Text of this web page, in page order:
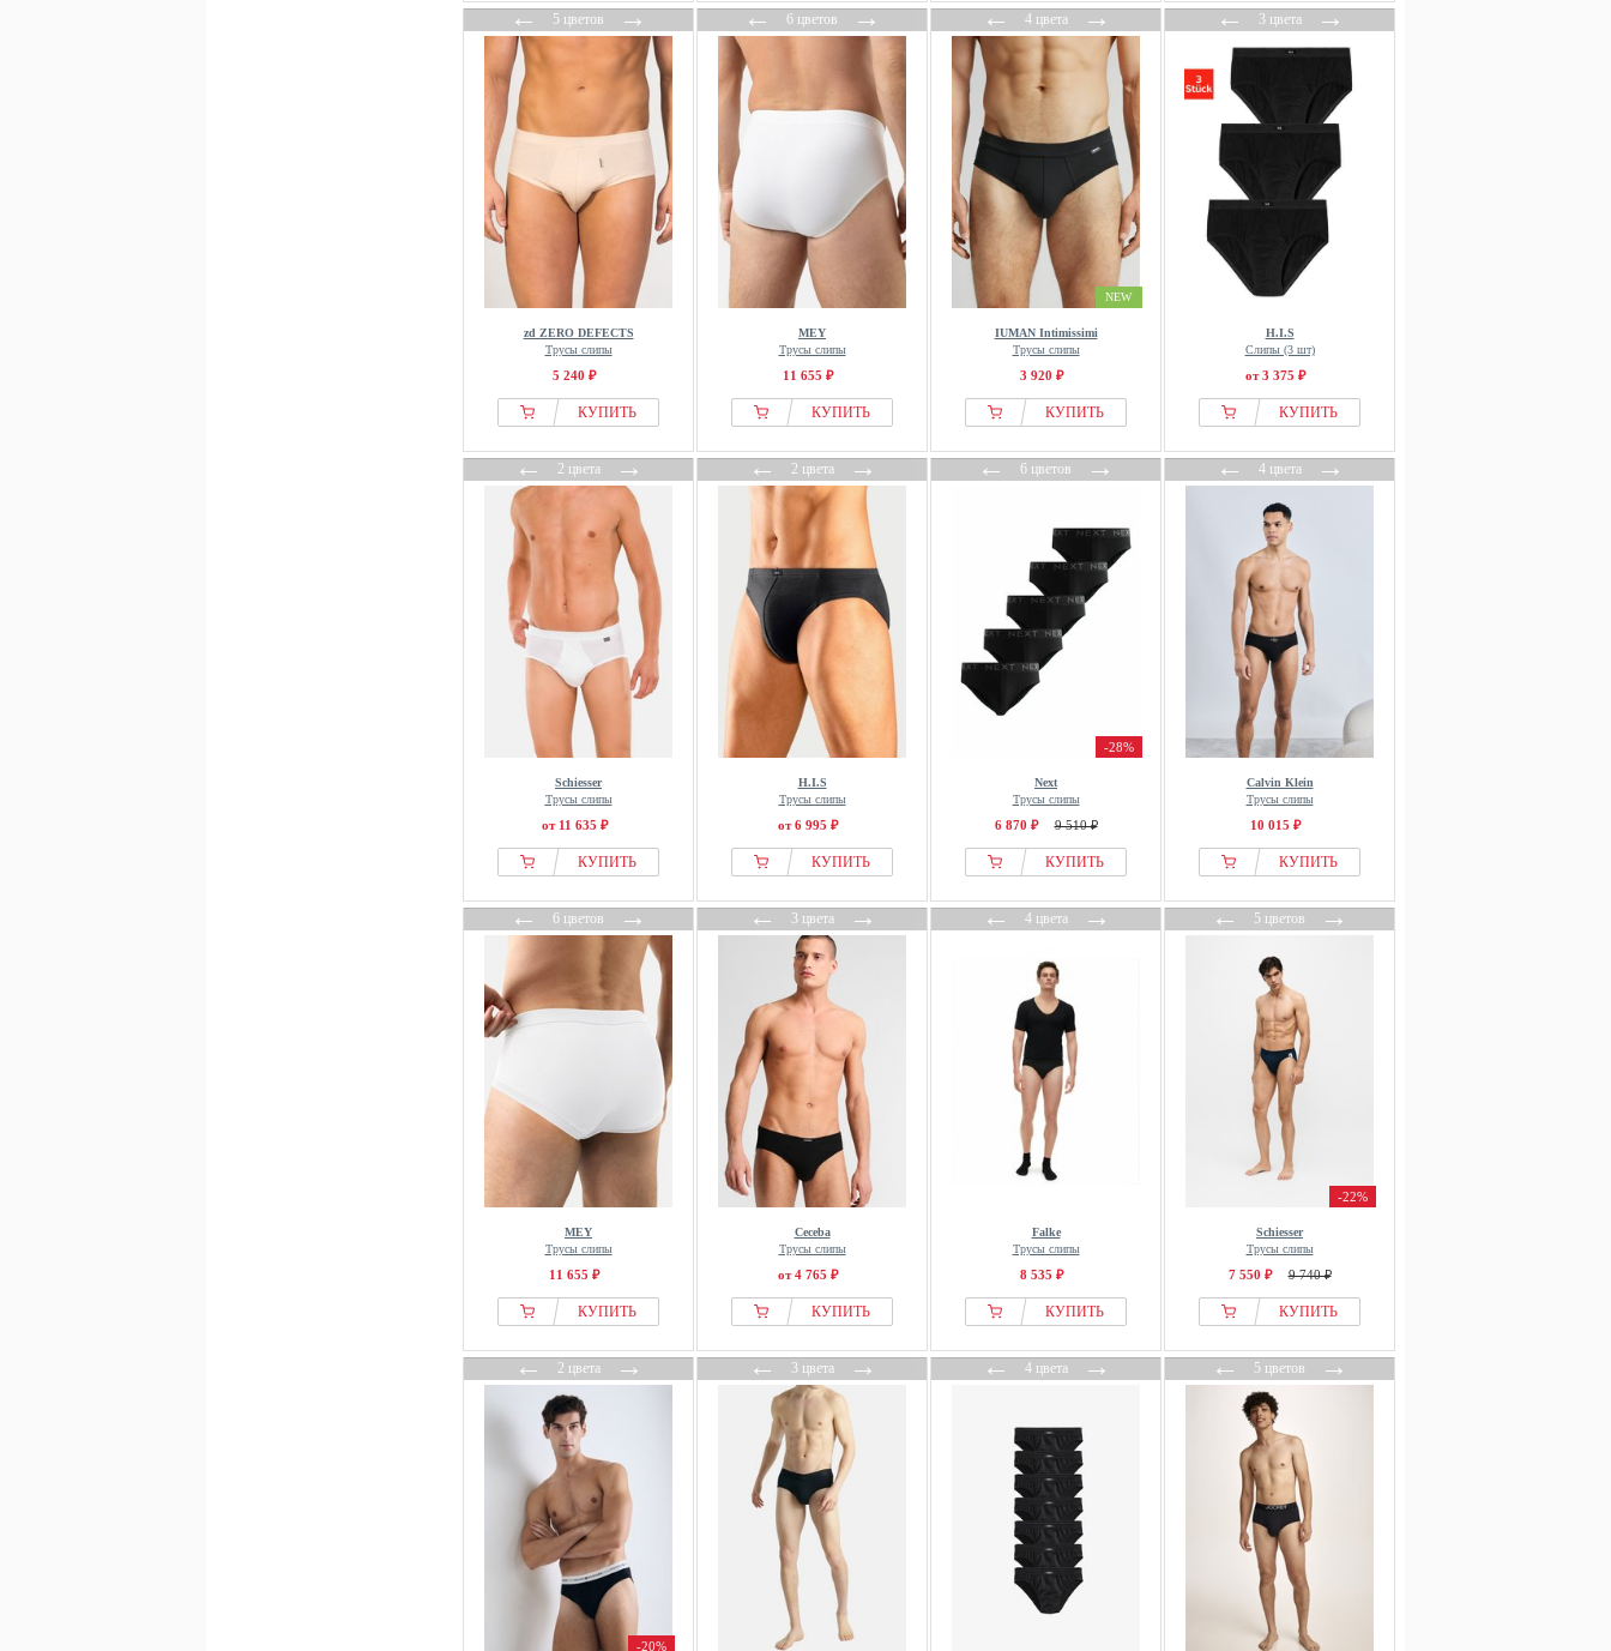
←5 цветов→
zd ZERO DEFECTS
Трусы слипы
5 240 ₽
КУПИТЬ
←6 цветов→
MEY
Трусы слипы
11 655 ₽
КУПИТЬ
←4 цвета→
NEW
IUMAN Intimissimi
Трусы слипы
3 920 ₽
КУПИТЬ
←3 цвета→
H.I.S
Слипы (3 шт)
от 3 375 ₽
КУПИТЬ
←2 цвета→
Schiesser
Трусы слипы
от 11 635 ₽
КУПИТЬ
←2 цвета→
H.I.S
Трусы слипы
от 6 995 ₽
КУПИТЬ
←6 цветов→
-28%
Next
Трусы слипы
6 870 ₽ 9 510 ₽
КУПИТЬ
←4 цвета→
Calvin Klein
Трусы слипы
10 015 ₽
КУПИТЬ
←6 цветов→
MEY
Трусы слипы
11 655 ₽
КУПИТЬ
←3 цвета→
Ceceba
Трусы слипы
от 4 765 ₽
КУПИТЬ
←4 цвета→
Falke
Трусы слипы
8 535 ₽
КУПИТЬ
←5 цветов→
-22%
Schiesser
Трусы слипы
7 550 ₽ 9 740 ₽
КУПИТЬ
←2 цвета→
-20%
←3 цвета→ ←4 цвета→ ←5 цветов→